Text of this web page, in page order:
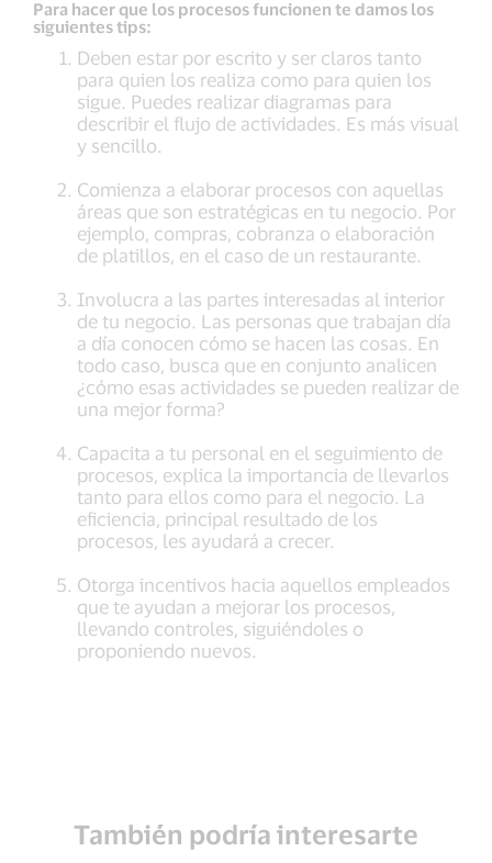
Para hacer que los procesos funcionen te damos los
siguientes tips:
Deben estar por escrito y ser claros tanto
para quien los realiza como para quien los
sigue. Puedes realizar diagramas para
describir el flujo de actividades. Es más visual
y sencillo.
Comienza a elaborar procesos con aquellas
áreas que son estratégicas en tu negocio. Por
ejemplo, compras, cobranza o elaboración
de platillos, en el caso de un restaurante.
Involucra a las partes interesadas al interior
de tu negocio. Las personas que trabajan día
a día conocen cómo se hacen las cosas. En
todo caso, busca que en conjunto analicen
¿cómo esas actividades se pueden realizar de
una mejor forma?
Capacita a tu personal en el seguimiento de
procesos, explica la importancia de llevarlos
tanto para ellos como para el negocio. La
eficiencia, principal resultado de los
procesos, les ayudará a crecer.
Otorga incentivos hacia aquellos empleados
que te ayudan a mejorar los procesos,
llevando controles, siguiéndoles o
proponiendo nuevos.
También podría interesarte